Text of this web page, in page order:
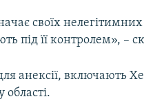
своїх
під її контролем», –
анексії, включають